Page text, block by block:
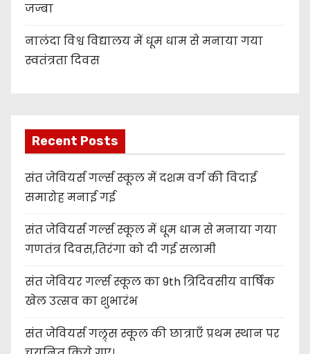
जज्बा
नालंदा विश्व विद्यालय में धूम धाम से मनाया गया
स्वतंत्रता दिवस
Recent Posts
संत जेवियर्स गर्ल्स स्कूल में दशम वर्ग की विदाई
समारोह मनाई गई
संत जेवियर्स गर्ल्स स्कूल में धूम धाम से मनाया गया
गणतंत्र दिवस,तिरंगा को दी गई सलामी
संत जेवियर गर्ल्स स्कूल का 9th त्रिदिवसीय वार्षिक
खेल उत्सव का शुभारंभ
संत जेवियर्स गल्र्स स्कूल की छात्र‌ाएँ प्रथम स्थान पर